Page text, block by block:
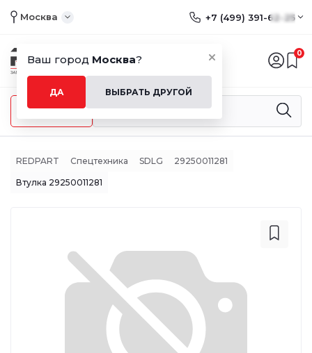
Ваш город Москва?
ДА ВЫБРАТЬ ДРУГОЙ
Москва +7 (499) 391-62-25
0
Меню
REDPART Спецтехника SDLG 29250011281
Втулка 29250011281